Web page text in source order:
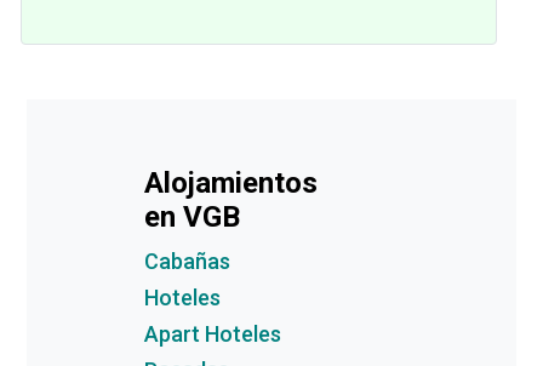
Alojamientos
en VGB
Cabañas
Hoteles
Apart Hoteles